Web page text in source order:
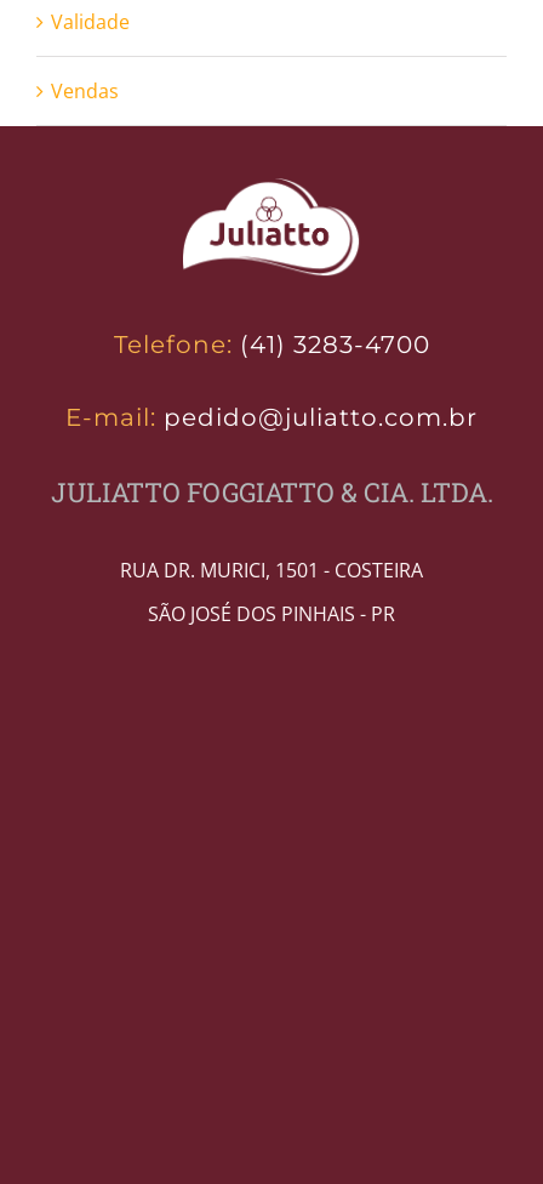
Validade
Vendas
Telefone: (41) 3283-4700
E-mail: pedido@juliatto.com.br
JULIATTO FOGGIATTO & CIA. LTDA.
RUA DR. MURICI, 1501 - COSTEIRA
SÃO JOSÉ DOS PINHAIS - PR